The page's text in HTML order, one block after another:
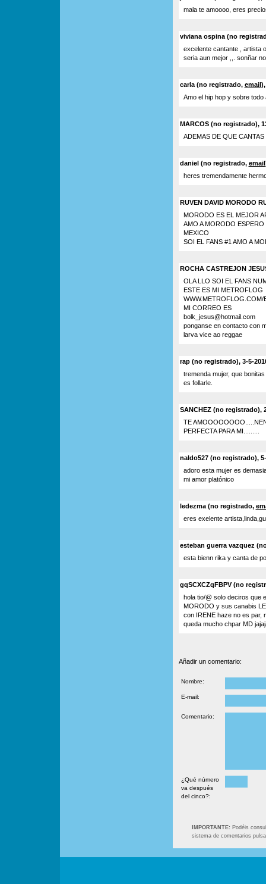
mala te amoooo, eres
viviana ospina (no
excelente cantante , artista
seria aun mejor ,,. sonñar
carla (no registrado, email),
Amo el hip hop y sobre
MARCOS (no registrado),
ADEMAS DE QUE
daniel (no registrado, email
heres tremendamente
RUVEN DAVID MORODO
MORODO ES EL MEJOR
AMO A MORODO
MEXICO
SOI EL FANS #1 AMO A
ROCHA CASTREJON
OLA LLO SOI EL FANS
ESTE ES MI METROFLOG
WWW.METROFLOG.COM/
MI CORREO ES
bolk_jesus@hotmail.com
ponganse en contacto con
larva vice ao reggae
rap (no registrado), 3-5-
tremenda mujer, que
es follarle.
SANCHEZ (no registrado),
TE
PERFECTA PARA MI.........
naldo527 (no registrado),
adoro esta mujer es
mi amor platónico
ledezma (no registrado,
eres exelente
esteban guerra vazquez
esta bienn rika y canta de
gqSCXCZqFBPV (no
hola tio/@ solo deciros que
MORODO y sus canabis
con IRENE haze no es par,
queda mucho chpar MD
Añadir un comentario:
Nombre:
E-mail:
Comentario:
¿Qué número
va después
del cinco?:
IMPORTANTE: Podéis
sistema de comentarios